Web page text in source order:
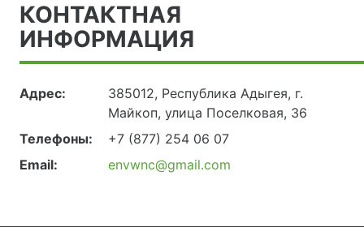
КОНТАКТНАЯ
ИНФОРМАЦИЯ
Адрес:
385012, Республика Адыгея, г.
Майкоп, улица Поселковая, 36
Телефоны:
+7 (877) 254 06 07
Email:
envwnc@gmail.com